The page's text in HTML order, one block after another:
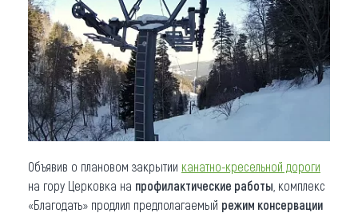
О регионе
Коллекция впечатлений
Другие рубрики
Объявив о плановом закрытии канатно-кресельной дороги
на гору Церковка на профилактические работы , комплекс
«Благодать» продлил предполагаемый режим консервации